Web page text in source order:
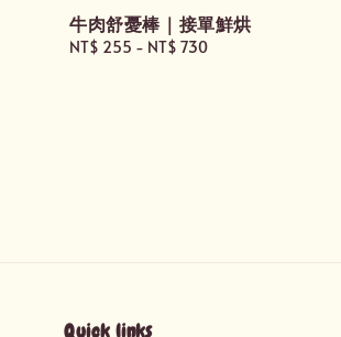
牛肉舒憂棒｜接單鮮烘
Regular
NT$ 255 - NT$ 730
Quick links